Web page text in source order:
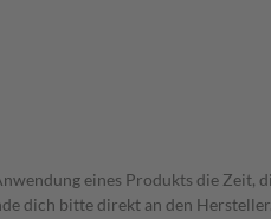
eines Produkts die Zeit,
dich bitte direkt an den Hersteller.